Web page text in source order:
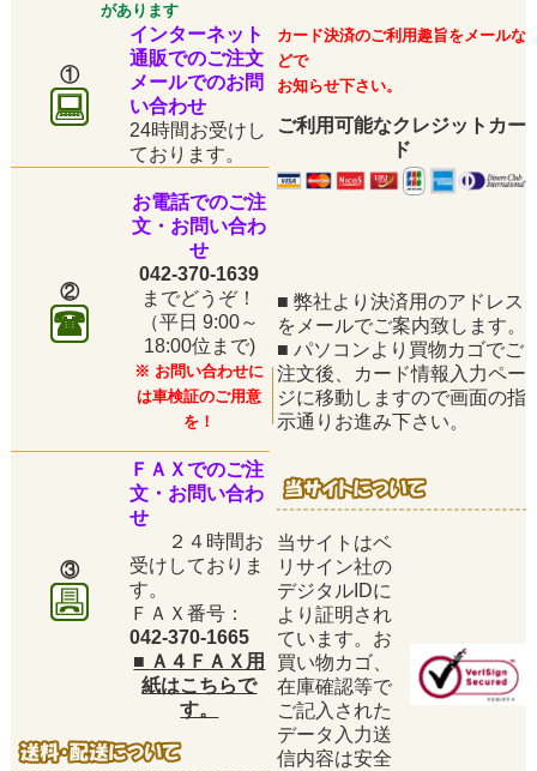
があります
①
インターネット
通販でのご注文
メールでのお問
い合わせ
24時間お受けし
ております。
カード決済のご利用趣旨をメールな
どで
お知らせ下さい。
ご利用可能なクレジットカー
ド
②
お電話でのご注
文・お問い合わ
せ
042-370-1639
までどうぞ！
（平日 9:00～
18:00位まで)
※ お問い合わせに
は車検証のご用意
を！
■ 弊社より決済用のアドレス
をメールでご案内致します。
■ パソコンより買物カゴでご
注文後、カード情報入力ペー
ジに移動しますので画面の指
示通りお進み下さい。
③
ＦＡＸでのご注
文・お問い合わ
せ
２４時間お
受けしておりま
す。
ＦＡＸ番号：
042-370-1665
当サイトはベ
リサイン社の
デジタルIDに
より証明され
ています。お
買い物カゴ、
在庫確認等で
ご記入された
データ入力送
信内容は安全
■ Ａ４ＦＡＸ用
紙はこちらで
す。